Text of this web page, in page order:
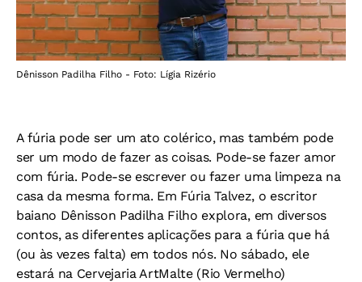
Dênisson Padilha Filho - Foto: Lígia Rizério
A fúria pode ser um ato colérico, mas também pode
ser um modo de fazer as coisas. Pode-se fazer amor
com fúria. Pode-se escrever ou fazer uma limpeza na
casa da mesma forma. Em Fúria Talvez, o escritor
baiano Dênisson Padilha Filho explora, em diversos
contos, as diferentes aplicações para a fúria que há
(ou às vezes falta) em todos nós. No sábado, ele
estará na Cervejaria ArtMalte (Rio Vermelho)